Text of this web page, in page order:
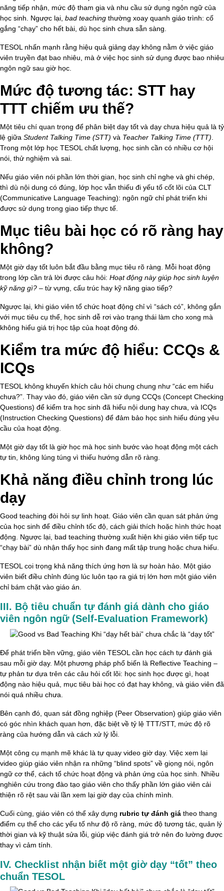
năng tiếp nhận, mức độ tham gia và nhu cầu sử dụng ngôn ngữ của
học sinh. Ngược lại, bad teaching thường xoay quanh giáo trình: cố
gắng “chạy” cho hết bài, dù học sinh chưa sẵn sàng.
TESOL nhấn mạnh rằng hiệu quả giảng dạy không nằm ở việc giáo
viên truyền đạt bao nhiêu, mà ở việc học sinh sử dụng được bao nhiêu
ngôn ngữ sau giờ học.
Mức độ tương tác: STT hay
TTT chiếm ưu thế?
Một tiêu chí quan trọng để phân biệt dạy tốt và dạy chưa hiệu quả là tỷ
lệ giữa Student Talking Time (STT) và Teacher Talking Time (TTT)
Trong một lớp học TESOL chất lượng, học sinh cần có nhiều cơ hội
nói, thử nghiệm và sai.
Nếu giáo viên nói phần lớn thời gian, học sinh chỉ nghe và ghi chép,
thì dù nội dung có đúng, lớp học vẫn thiếu đi yếu tố cốt lõi của CLT
(Communicative Language Teaching): ngôn ngữ chỉ phát triển khi
được sử dụng trong giao tiếp thực tế.
Mục tiêu bài học có rõ ràng hay
không?
Một giờ dạy tốt luôn bắt đầu bằng mục tiêu rõ ràng. Mỗi hoạt động
trong lớp cần trả lời được câu hỏi: Hoạt động này giúp học sinh luyện
kỹ năng gì? – từ vựng, cấu trúc hay kỹ năng giao tiếp?
Ngược lại, khi giáo viên tổ chức hoạt động chỉ vì “sách có”, không gắn
với mục tiêu cụ thể, học sinh dễ rơi vào trạng thái làm cho xong mà
không hiểu giá trị học tập của hoạt động đó.
Kiểm tra mức độ hiểu: CCQs &
ICQs
TESOL không khuyến khích câu hỏi chung chung như “các em hiểu
chưa?”. Thay vào đó, giáo viên cần sử dụng CCQs (Concept Checking
Questions) để kiểm tra học sinh đã hiểu nội dung hay chưa, và ICQs
(Instruction Checking Questions) để đảm bảo học sinh hiểu đúng yêu
cầu của hoạt động.
Một giờ dạy tốt là giờ học mà học sinh bước vào hoạt động một cách
tự tin, không lúng túng vì thiếu hướng dẫn rõ ràng.
Khả năng điều chỉnh trong lúc
dạy
Good teaching đòi hỏi sự linh hoạt. Giáo viên cần quan sát phản ứng
của học sinh để điều chỉnh tốc độ, cách giải thích hoặc hình thức hoạt
động. Ngược lại, bad teaching thường xuất hiện khi giáo viên tiếp tục
“chạy bài” dù nhận thấy học sinh đang mất tập trung hoặc chưa hiểu.
TESOL coi trọng khả năng thích ứng hơn là sự hoàn hảo. Một giáo
viên biết điều chỉnh đúng lúc luôn tạo ra giá trị lớn hơn một giáo viên
chỉ bám chặt vào giáo án.
III. Bộ tiêu chuẩn tự đánh giá dành cho giáo
viên ngôn ngữ (Self-Evaluation Framework)
Để phát triển bền vững, giáo viên TESOL cần học cách tự đánh giá
sau mỗi giờ dạy. Một phương pháp phổ biến là Reflective Teaching –
tự phản tư dựa trên các câu hỏi cốt lõi: học sinh học được gì, hoạt
động nào hiệu quả, mục tiêu bài học có đạt hay không, và giáo viên đã
nói quá nhiều chưa.
Bên cạnh đó, quan sát đồng nghiệp (Peer Observation) giúp giáo viên
có góc nhìn khách quan hơn, đặc biệt về tỷ lệ TTT/STT, mức độ rõ
ràng của hướng dẫn và cách xử lý lỗi.
Một công cụ mạnh mẽ khác là tự quay video giờ dạy. Việc xem lại
video giúp giáo viên nhận ra những “blind spots” về giọng nói, ngôn
ngữ cơ thể, cách tổ chức hoạt động và phản ứng của học sinh. Nhiều
nghiên cứu trong đào tạo giáo viên cho thấy phần lớn giáo viên cải
thiện rõ rệt sau vài lần xem lại giờ dạy của chính mình.
Cuối cùng, giáo viên có thể xây dựng rubric tự đánh giá theo thang
điểm cụ thể cho các yếu tố như độ rõ ràng, mức độ tương tác, quản lý
thời gian và kỹ thuật sửa lỗi, giúp việc đánh giá trở nên đo lường được
thay vì cảm tính.
IV. Checklist nhận biết một giờ dạy “tốt” theo
chuẩn TESOL